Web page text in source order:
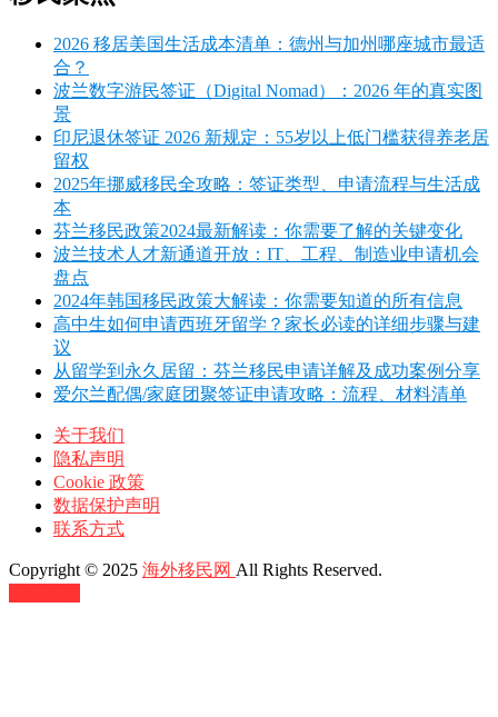
2026 移居美国生活成本清单：德州与加州哪座城市最适
合？
波兰数字游民签证（Digital Nomad）：2026 年的真实图
景
印尼退休签证 2026 新规定：55岁以上低门槛获得养老居
留权
2025年挪威移民全攻略：签证类型、申请流程与生活成
本
芬兰移民政策2024最新解读：你需要了解的关键变化
波兰技术人才新通道开放：IT、工程、制造业申请机会
盘点
2024年韩国移民政策大解读：你需要知道的所有信息
高中生如何申请西班牙留学？家长必读的详细步骤与建
议
从留学到永久居留：芬兰移民申请详解及成功案例分享
爱尔兰配偶/家庭团聚签证申请攻略：流程、材料清单
关于我们
隐私声明
Cookie 政策
数据保护声明
联系方式
Copyright © 2025 海外移民网 All Rights Reserved.